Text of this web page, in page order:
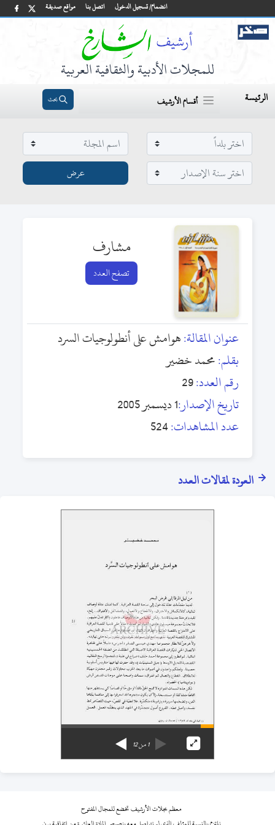
مواقع صديقة اتصل بنا انضمام/ تسجيل الدخول
للمجلات الأدبية والثقافية العربية
الرئيسة أقسام الأرشيف بحث
مشارف
تصفح العدد
عنوان المقالة:هوامش على أنطولوجيات السرد
بقلم:محمد خضير
رقم العدد:29
تاريخ الإصدار:1 ديسمبر 2005
عدد المشاهدات:524
العودة لمقالات العدد
1من12
معظم مجلات الأرشيف تخضع للمجال المفتوح